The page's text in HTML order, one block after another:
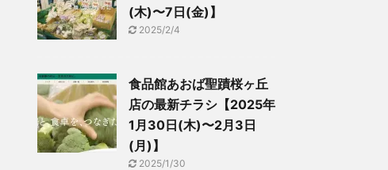
(木)〜7日(金)】
2025/2/4
食品館あおば聖蹟桜ヶ丘
店の最新チラシ【2025年
1月30日(木)〜2月3日
(月)】
2025/1/30